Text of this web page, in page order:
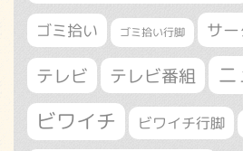
ゴミ拾い ゴミ拾い行脚 サ
テレビ テレビ番組
ビワイチ ビワイチ行脚